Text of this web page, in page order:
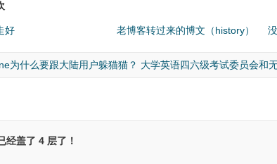
好 老博客转过来的博文（history）
为什么要跟大陆用户躲猫猫？ 大学英语四六级考试委员会和
经盖了 4 层了！